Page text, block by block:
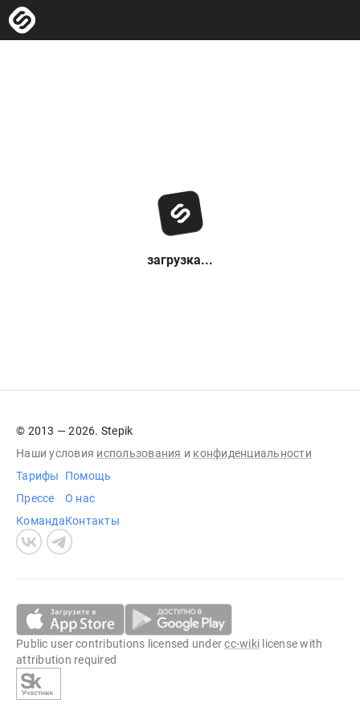
загрузка...
© 2013 — 2026. Stepik
Наши условия использования и конфиденциальности
Тарифы
Прессе
Команда
Помощь
О нас
Контакты
Public user contributions licensed undercc-wiki license with
attribution required